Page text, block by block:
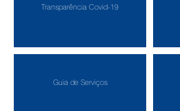
Transparência Covid-19
Guia de Serviços